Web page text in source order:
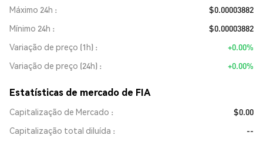
Máximo 24h
$0.00003882
Mínimo 24h
$0.00003882
Variação de preço (1h)
+0.00%
Variação de preço (24h)
+0.00%
Estatísticas de mercado de FIA
Capitalização de Mercado
$0.00
Capitalização total diluída
--